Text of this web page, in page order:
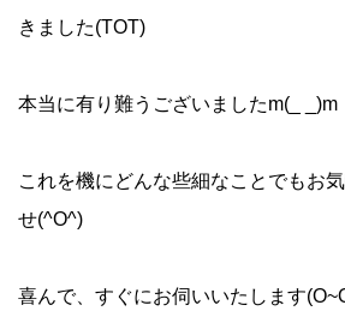
きました(TOT)
本当に有り難うございましたm(_ _)m
これを機にどんな些細なことでもお
せ(^O^)
喜んで、すぐにお伺いいたします